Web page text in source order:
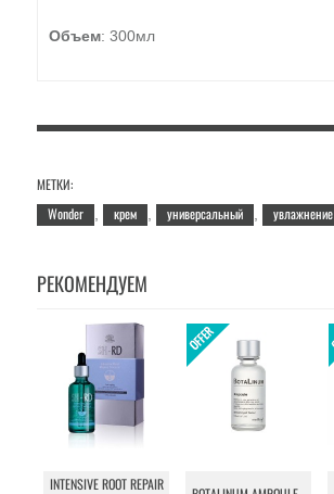
Объем: 300мл
МЕТКИ:
Wonder
крем универсальный увлажнение
РЕКОМЕНДУЕМ
INTENSIVE ROOT REPAIR